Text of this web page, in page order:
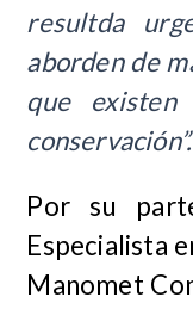
resultda
aborden de
que
conservación”.
Por su
Especialista
Manomet